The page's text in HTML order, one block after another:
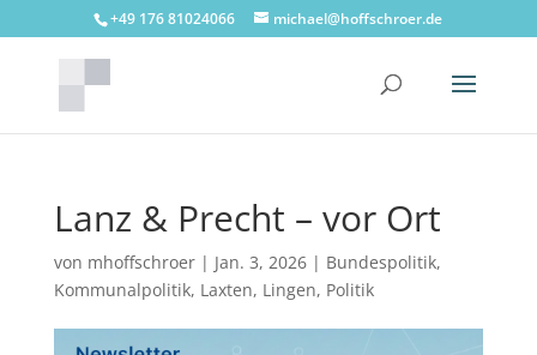
+49 176 81024066 michael@hoffschroer.de
Lanz & Precht – vor Ort
von mhoffschroer| Jan. 3, 2026| Bundespolitik,
Kommunalpolitik, Laxten, Lingen, Politik